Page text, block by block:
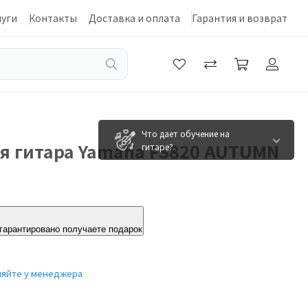
Контакты Доставка и оплата Гарантия и возврат
Что дает обучение на
гитаре?
гитара Yamaha FS820 AUTUMN
получаете подарок
у менеджера